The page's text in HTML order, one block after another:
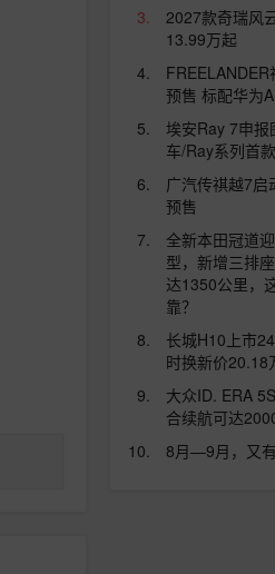
2027款奇瑞风
13.99万起
预售 标配华为
埃安Ray 7申
车/Ray系列首
广汽传祺越7启
预售
全新本田冠道
型，新增三排
达1350公里，
靠？
长城H10上市
时换新价20.18
大众ID. ERA
合续航可达
8月—9月，又